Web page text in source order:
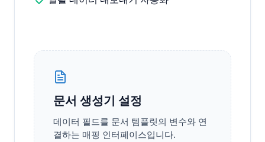
문서 생성기 설정
데이터 필드를 문서 템플릿의 변수와 연
결하는 매핑 인터페이스입니다.